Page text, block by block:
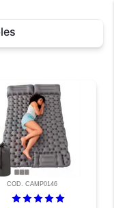
COD. CAMP0146